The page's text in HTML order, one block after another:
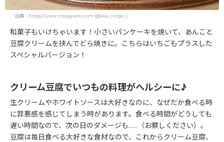
出典：https://www.instagram.com (@aka_ringo_)
和菓子もいけちゃいます！小さいパンケーキを焼いて、あんこと
豆腐クリームを挟んでどら焼きに。こちらはいちごもプラスした
スペシャルバージョン！
クリーム豆腐でいつもの料理がヘルシーに♪
生クリームやホワイトソースは大好きなのに、なぜだか食べる時
に罪悪感を感じてしまう時があります。食べる時間がどうしても
遅い時間なので、次の日のダメージも……（お察しください）。
豆腐は毎日食べる大好きな食材なので、これからクリーム豆腐、